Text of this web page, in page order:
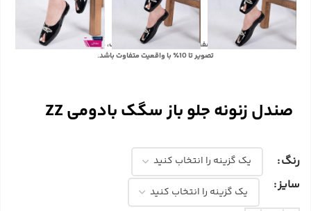
با توجه به تفاوت رنگ‌ها در صفحه نمایش دستگاه‌های مختلف، ممکن است رنگ محصولات در
تصویر تا 10٪ با واقعیت متفاوت باشد.
صندل زنونه جلو باز سگک بادومی ZZ
رنگ
سایز